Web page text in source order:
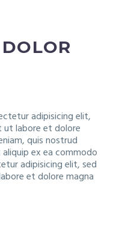
adipisicing elit,
ut labore et dolore
quis nostrud
ex ea commodo
adipisicing elit, sed
et dolore magna